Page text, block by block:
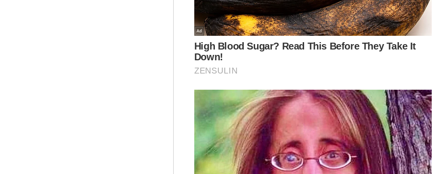
Rundingan Iran-AS hanya delusi
Trump?
MARLISSA MOHAMMAD KAMAL
05 Aug 2026 05:01pm